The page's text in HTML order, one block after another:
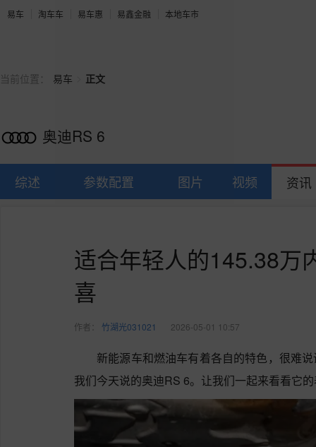
易车 淘车车 易车惠 易鑫金融 本地车市
当前位置： 易车 正文
奥迪RS 6
综述 参数配置 图片 视频 资讯
适合年轻人的145.38万
喜
作者： 竹湖光031021 2026-05-01 10:57
新能源车和燃油车有着各自的特色，很难
我们今天说的奥迪RS 6。让我们一起来看看它